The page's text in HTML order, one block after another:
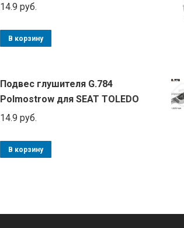
14.9 руб.
В корзину
Подвес глушителя G.784
Polmostrow для SEAT TOLEDO
14.9 руб.
В корзину